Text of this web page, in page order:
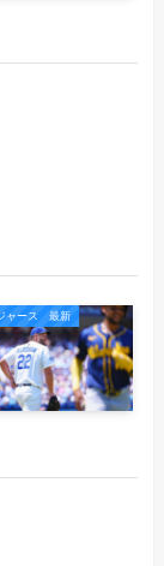
ャース 最新